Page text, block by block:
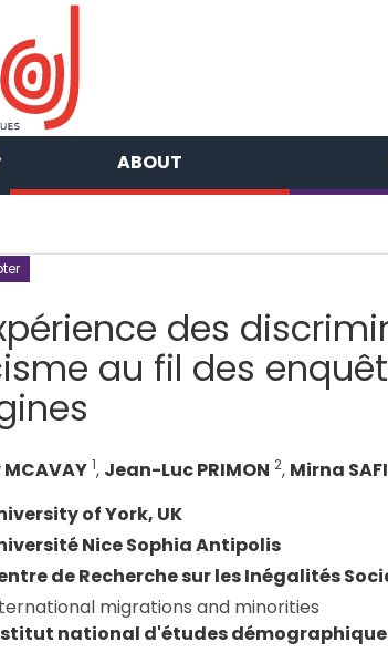
ABOUT
des
au fil des
1, Jean-Luc PRIMON 2, Mirna SAFI
of York, UK
Nice Sophia Antipolis
de Recherche sur les Inégalités
migrations and minorities
national d'études